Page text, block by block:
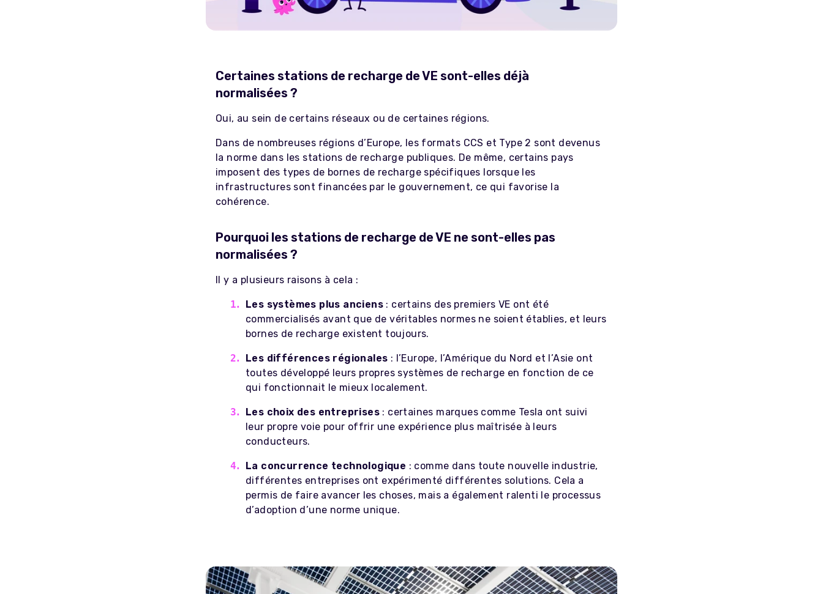
Certaines stations de recharge de VE sont-elles déjà
normalisées ?
Oui, au sein de certains réseaux ou de certaines régions.
Dans de nombreuses régions d’Europe, les formats CCS et Type 2 sont devenus
la norme dans les stations de recharge publiques. De même, certains pays
imposent des types de bornes de recharge spécifiques lorsque les
infrastructures sont financées par le gouvernement, ce qui favorise la
cohérence.
Pourquoi les stations de recharge de VE ne sont-elles pas
normalisées ?
Il y a plusieurs raisons à cela :
Les systèmes plus anciens : certains des premiers VE ont été
commercialisés avant que de véritables normes ne soient établies, et leurs
bornes de recharge existent toujours.
Les différences régionales : l’Europe, l’Amérique du Nord et l’Asie ont
toutes développé leurs propres systèmes de recharge en fonction de ce
qui fonctionnait le mieux localement.
Les choix des entreprises : certaines marques comme Tesla ont suivi
leur propre voie pour offrir une expérience plus maîtrisée à leurs
conducteurs.
La concurrence technologique : comme dans toute nouvelle industrie,
différentes entreprises ont expérimenté différentes solutions. Cela a
permis de faire avancer les choses, mais a également ralenti le processus
d’adoption d’une norme unique.